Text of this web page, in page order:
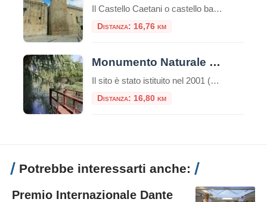
Il Castello Caetani o castello baronale di Fondi è un’imponente fortezza situata a Fondi, una città nella regione del Lazio, in Italia.Alta 33 metri il castello è uno dei simboli storici e architettonici della zona ed è noto per la sua storia ricca e le sue caratteristiche architettoniche uniche.È uno dei pochi esemplari costruiti in […]
Distanza: 16,76 km
Monumento Naturale Mola della Corte – Settecannelle – Capodacqua
Il sito è stato istituito nel 2001 (D.P.R.L. 21 giugno 2001, n. 344) come area protetta di tipo “Monumento Naturale”, con la gestione affidata al Parco Naturale dei Monti Aurunci. Si estende su circa 4 ettari e conserva testimonianze del paesaggio naturale pre-bonifica nella piana di Fondi. Fin dal Seicento l’area è stata oggetto di contese […]
Distanza: 16,80 km
Potrebbe interessarti anche:
Premio Internazionale Dante